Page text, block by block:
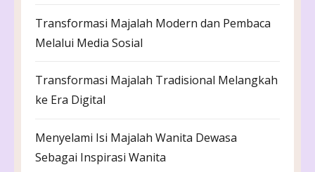
Transformasi Majalah Modern dan Pembaca
Melalui Media Sosial
Transformasi Majalah Tradisional Melangkah
ke Era Digital
Menyelami Isi Majalah Wanita Dewasa
Sebagai Inspirasi Wanita